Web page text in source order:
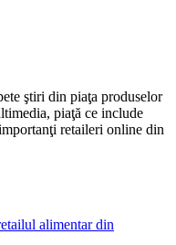
ştiri din piaţa produselor
piaţă ce include
retaileri online din
alimentar din